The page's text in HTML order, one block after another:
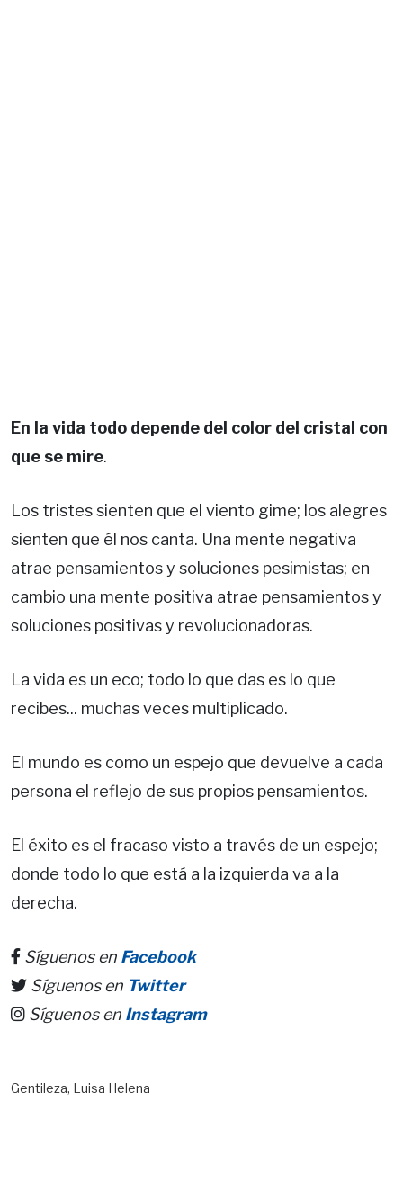
En la vida todo depende del color del cristal con
que se mire.
Los tristes sienten que el viento gime; los alegres
sienten que él nos canta. Una mente negativa
atrae pensamientos y soluciones pesimistas; en
cambio una mente positiva atrae pensamientos y
soluciones positivas y revolucionadoras.
La vida es un eco; todo lo que das es lo que
recibes... muchas veces multiplicado.
El mundo es como un espejo que devuelve a cada
persona el reflejo de sus propios pensamientos.
El éxito es el fracaso visto a través de un espejo;
donde todo lo que está a la izquierda va a la
derecha.
Síguenos en Facebook
Síguenos en Twitter
Síguenos en Instagram
Gentileza, Luisa Helena